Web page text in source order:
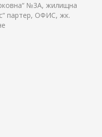
№3А, жилищна
партер, ОФИС, жк.